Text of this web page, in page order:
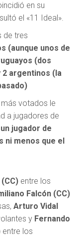
en su
el «11 Ideal».
de tres
(aunque unos de
(dos
2 argentinos (la
votados le
a jugadores de
jugador de
ni menos que el
(CC)entre los
Falcón (CC)
Arturo Vidal
y Fernando
entre los